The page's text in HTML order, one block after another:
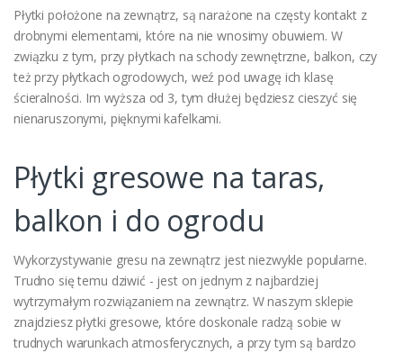
Płytki położone na zewnątrz, są narażone na częsty kontakt z
drobnymi elementami, które na nie wnosimy obuwiem. W
związku z tym, przy płytkach na schody zewnętrzne, balkon, czy
też przy płytkach ogrodowych, weź pod uwagę ich klasę
ścieralności. Im wyższa od 3, tym dłużej będziesz cieszyć się
nienaruszonymi, pięknymi kafelkami.
Płytki gresowe na taras,
balkon i do ogrodu
Wykorzystywanie gresu na zewnątrz jest niezwykle popularne.
Trudno się temu dziwić - jest on jednym z najbardziej
wytrzymałym rozwiązaniem na zewnątrz. W naszym sklepie
znajdziesz płytki gresowe, które doskonale radzą sobie w
trudnych warunkach atmosferycznych, a przy tym są bardzo